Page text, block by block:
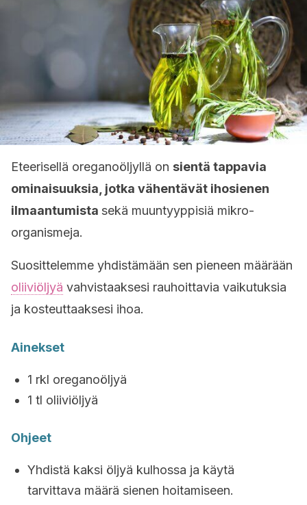
Eteerisellä oreganoöljyllä on sientä tappavia
ominaisuuksia, jotka vähentävät ihosienen
ilmaantumista sekä muuntyyppisiä mikro-
organismeja.
Suosittelemme yhdistämään sen pieneen määrään
oliiviöljyä vahvistaaksesi rauhoittavia vaikutuksia
ja kosteuttaaksesi ihoa.
Ainekset
1 rkl oreganoöljyä
1 tl oliiviöljyä
Ohjeet
Yhdistä kaksi öljyä kulhossa ja käytä
tarvittava määrä sienen hoitamiseen.